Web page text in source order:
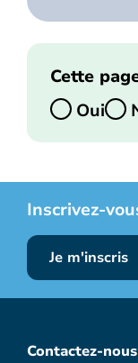
Cette
Oui
Inscrivez-
Je m'inscris
Contactez-nous